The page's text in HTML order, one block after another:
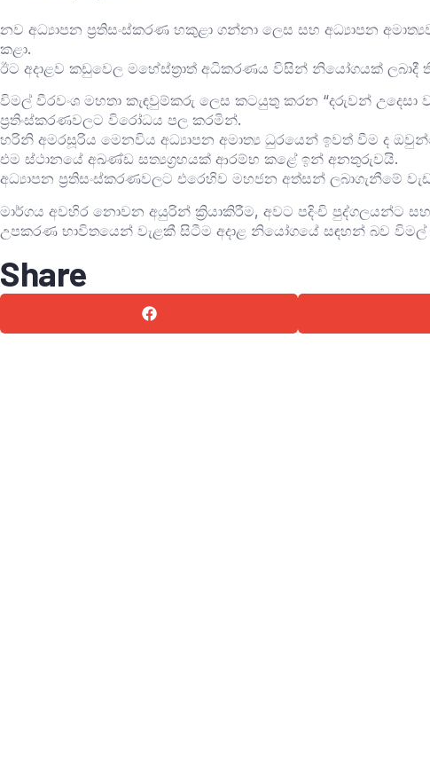
නව අධ්‍යාපන ප්‍රතිසංස්කරණ හකුළා ගන්නා ලෙස සහ අධ්‍යාපන
කළා.
ඊට අදාළව කඩුවෙල මහේස්ත්‍රාත් අධිකරණ‍ය විසින් නියෝගයක්
විමල් වීරවංශ මහතා කැඳවුම්කරු ලෙස කටයුතු කරන “දරුවන් උදෙසා
ප්‍රතිංස්කරණවලට විරෝධය පල කරමින්.
හරිනි අමරසූරිය මෙනවිය අධ්‍යාපන අමාත්‍ය ධුරයෙන් ඉවත් වීම ද
එම ස්ථානයේ අඛණ්ඩ සත්‍යග්‍රහයක් ආරම්භ කළේ ඉන් අනතුරුවයි.
අධ්‍යාපන ප්‍රතිසංස්කරණවලට එරෙහිව මහජන අත්සන් ලබාගැනීමේ
මාර්ගය අවහිර නොවන අයුරින් ක්‍රියාකිරීම, අවට පදිංචි
උපකරණ භාවිතයෙන් වැළකී සිටීම අදාළ නියෝගයේ සඳහන් බව විමල්
Share